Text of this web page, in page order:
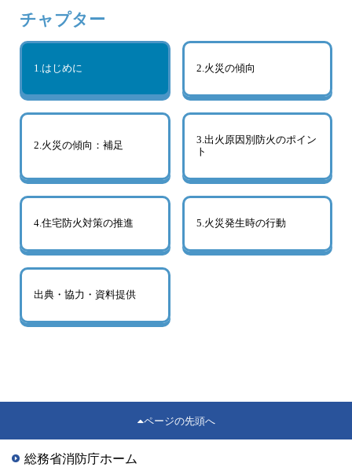
チャプター
1.はじめに 2.火災の傾向
2.火災の傾向：補足
3.出火原因別防火のポイン
ト
4.住宅防火対策の推進 5.火災発生時の行動
出典・協力・資料提供
ページの先頭へ
総務省消防庁ホーム